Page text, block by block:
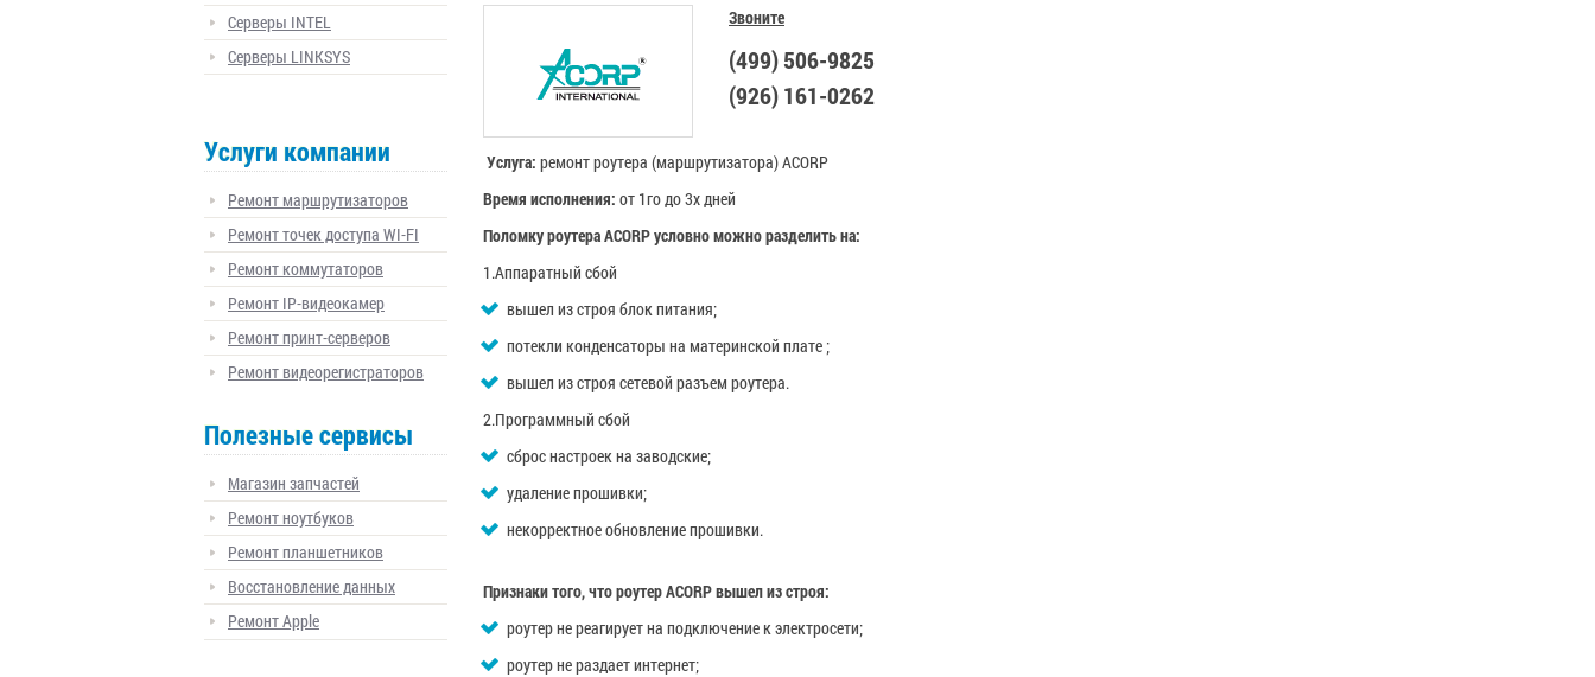
Звоните
(499) 506-9825
(926) 161-0262
Услуга: ремонт роутера (маршрутизатора)ACORP
Время исполнения: от 1го до 3х дней
Поломку роутераACORPусловно можно разделить на:
1.Аппаратный сбой
вышел из строя блок питания;
потекли конденсаторы на материнской плате ;
вышел из строя сетевой разъем роутера.
2.Программный сбой
сброс настроек на заводские;
удаление прошивки;
некорректное обновление прошивки.
Признаки того, что роутерACORPвышел из строя:
роутер не реагирует на подключение к электросети;
роутер не раздает интернет;
Серверы INTEL
Серверы LINKSYS
Услуги компании
Ремонт маршрутизаторов
Ремонт точек доступа WI-FI
Ремонт коммутаторов
Ремонт IP-видеокамер
Ремонт принт-серверов
Ремонт видеорегистраторов
Полезные сервисы
Магазин запчастей
Ремонт ноутбуков
Ремонт планшетников
Восстановление данных
Ремонт Apple